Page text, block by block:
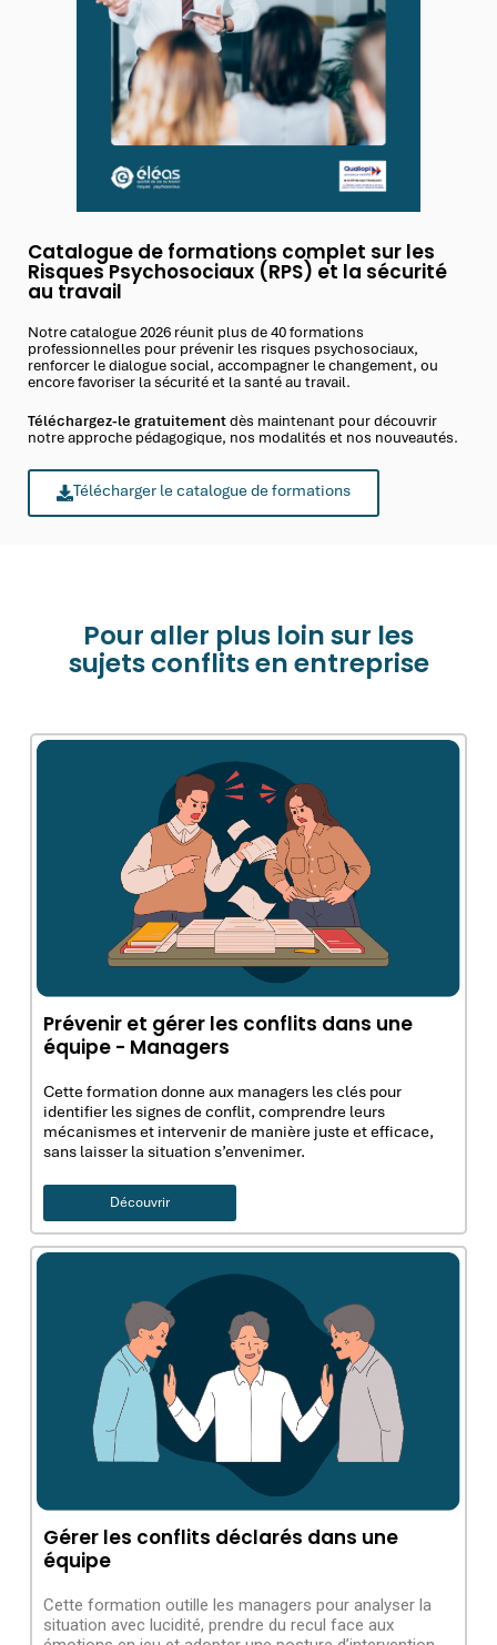
Catalogue de formations complet sur les
Risques Psychosociaux (RPS) et la sécurité
au travail
Notre catalogue 2026 réunit plus de 40 formations
professionnelles pour prévenir les risques psychosociaux,
renforcer le dialogue social, accompagner le changement, ou
encore favoriser la sécurité et la santé au travail.
Téléchargez-le gratuitementdès maintenant pour découvrir
notre approche pédagogique, nos modalités et nos nouveautés.
Télécharger le catalogue de formations
Pour aller plus loin sur les
sujets conflits en entreprise
Prévenir et gérer les conflits dans une
équipe - Managers
Cette formation donne aux managers les clés pour
identifier les signes de conflit, comprendre leurs
mécanismes et intervenir de manière juste et efficace,
sans laisser la situation s’envenimer.
Découvrir
Gérer les conflits déclarés dans une
équipe
Cette formation outille les managers pour analyser la
situation avec lucidité, prendre du recul face aux